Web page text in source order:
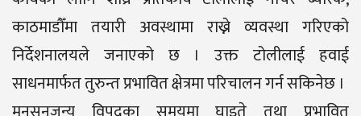
काठमाडौँमा तयारी अवस्थामा राख्ने व्यवस्था गरिएको
निर्देशनालयले जनाएको छ । उक्त टोलीलाई हवाई
साधनमार्फत तुरुन्त प्रभावित क्षेत्रमा परिचालन गर्न सकिनेछ ।